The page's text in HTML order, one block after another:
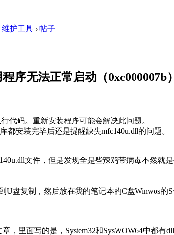
维护工具 › 帖子
序无法正常启动（0xc000007b）
代码。重新安装程序可能会解决此问题。
都安装完毕后还是提醒缺失mfc140u.dll的问题。
文件，但是发现全是些辣鸡带病毒不然
U盘复制，然后放在我的笔记本的C盘Winwos
，里面写的是，System32和SysWOW64中都